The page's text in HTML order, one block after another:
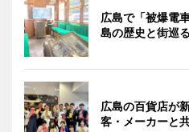
広島で「被爆電
島の歴史と街巡る
広島の百貨店が
客・メーカーと